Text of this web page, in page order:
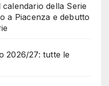
della Serie
a Piacenza e debutto
2026/27: tutte le